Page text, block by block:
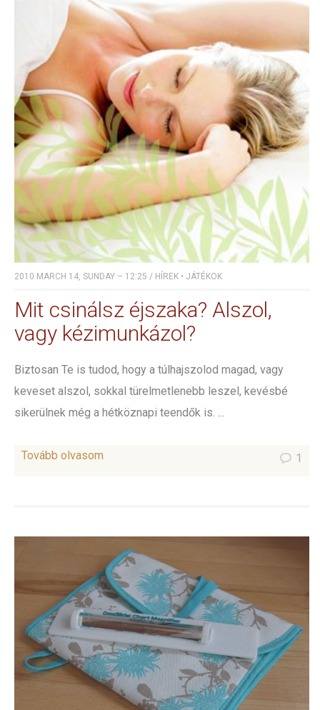
2010 MARCH 14, SUNDAY – 12:25 / HÍREK • JÁTÉKOK
Mit csinálsz éjszaka? Alszol,
vagy kézimunkázol?
Biztosan Te is tudod, hogy a túlhajszolod magad, vagy
keveset alszol, sokkal türelmetlenebb leszel, kevésbé
sikerülnek még a hétköznapi teendők is. ...
Tovább olvasom 1